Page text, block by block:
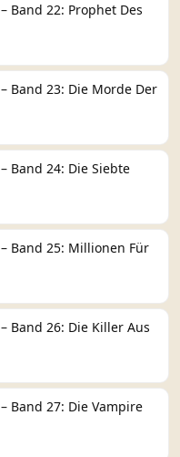
– Band 22: Prophet Des
– Band 23: Die Morde Der
– Band 24: Die Siebte
– Band 25: Millionen Für
– Band 26: Die Killer Aus
– Band 27: Die Vampire